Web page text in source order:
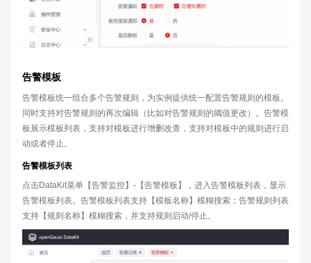
告警模板
告警模板统一组合多个告警规则，为实例提供统一配置告警规则的模板。
同时支持对告警规则的再次编辑（比如对告警规则的阈值更改）。告警模
板展示模板列表，支持对模板进行增删改查，支持对模板中的规则进行启
动或者停止。
告警模板列表
点击DataKit菜单【告警监控】-【告警模板】，进入告警模板列表，显示
告警模板列表。告警模板列表支持【模板名称】模糊搜索；告警规则列表
支持【规则名称】模糊搜索，并支持规则启动/停止。